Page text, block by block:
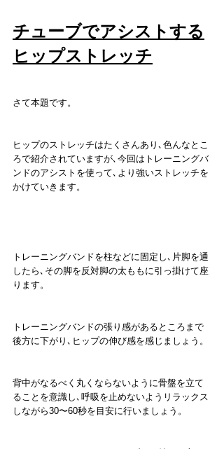
チューブでアシストする
ヒップストレッチ
さて本題です。
ヒップのストレッチはたくさんあり､色んなとこ
ろで紹介されていますが､今回はトレーニングバ
ンドのアシストを使って､より強いストレッチを
かけていきます。
トレーニングバンドを柱などに固定し､片脚を通
したら､その脚を反対脚の太ももに引っ掛けて座
ります。
トレーニングバンドの張り感があるところまで
後方に下がり､ヒップの伸び感を感じましょう。
背中がなるべく丸くならないように骨盤を立て
ることを意識し､呼吸を止めないようリラックス
しながら30〜60秒を目安に行いましょう。